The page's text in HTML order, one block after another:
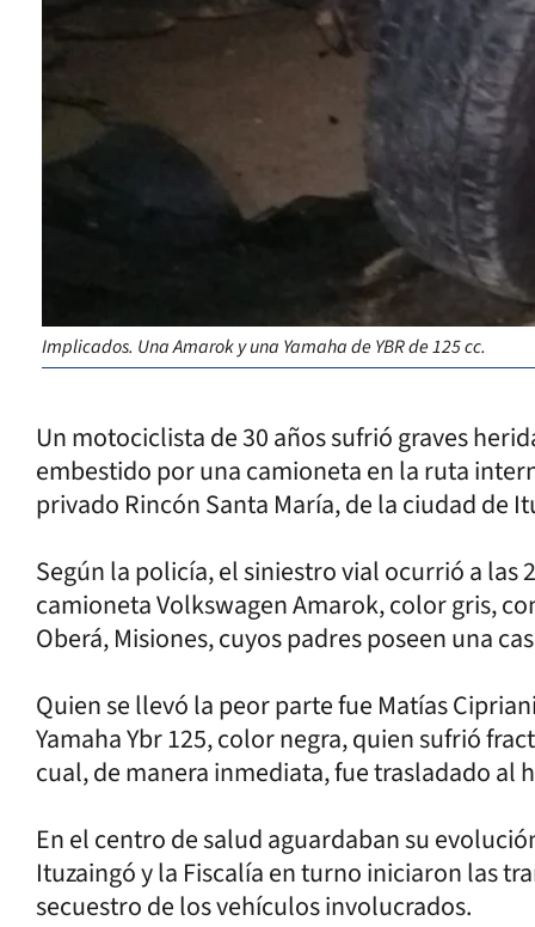
Implicados. Una Amarok y una Yamaha de YBR de 125 cc.
Un motociclista de 30 años sufrió graves
embestido por una camioneta en la ruta
privado Rincón Santa María, de la ciudad de
Según la policía, el siniestro vial ocurrió a las
camioneta Volkswagen Amarok, color gris,
Oberá, Misiones, cuyos padres poseen una
Quien se llevó la peor parte fue Matías
Yamaha Ybr 125, color negra, quien sufrió
cual, de manera inmediata, fue trasladado
En el centro de salud aguardaban su
Ituzaingó y la Fiscalía en turno iniciaron las
secuestro de los vehículos involucrados.